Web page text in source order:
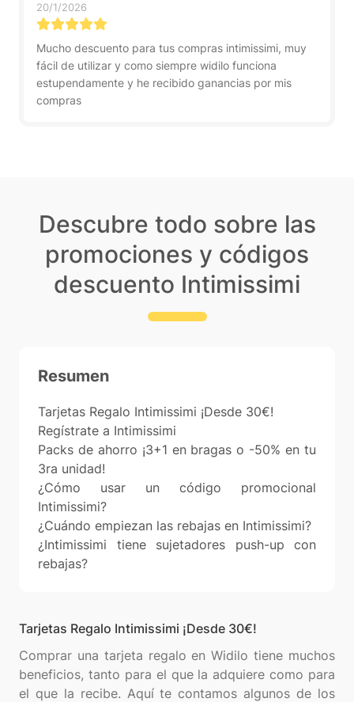
20/1/2026
Mucho descuento para tus compras intimissimi, muy
fácil de utilizar y como siempre widilo funciona
estupendamente y he recibido ganancias por mis
compras
Descubre todo sobre las
promociones y códigos
descuento Intimissimi
Resumen
Tarjetas Regalo Intimissimi ¡Desde 30€!
Regístrate a Intimissimi
Packs de ahorro ¡3+1 en bragas o -50% en tu
3ra unidad!
¿Cómo usar un código promocional
Intimissimi?
¿Cuándo empiezan las rebajas en Intimissimi?
¿Intimissimi tiene sujetadores push-up con
rebajas?
Tarjetas Regalo Intimissimi ¡Desde 30€!
Comprar una tarjeta regalo en Widilo tiene muchos
beneficios, tanto para el que la adquiere como para
el que la recibe. Aquí te contamos algunos de los